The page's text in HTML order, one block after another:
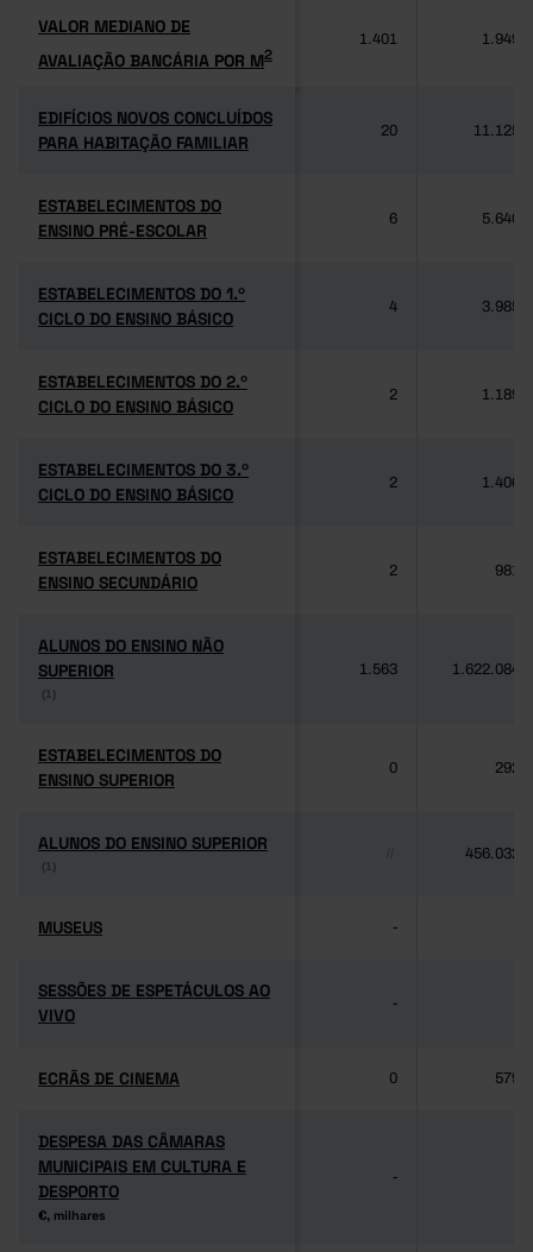
VALOR MEDIANO DE
AVALIAÇÃO BANCÁRIA POR M2
VALOR MEDIANO DE
AVALIAÇÃO BANCÁRIA POR M2
1.401 1.949
EDIFÍCIOS NOVOS CONCLUÍDOS
PARA HABITAÇÃO FAMILIAR
EDIFÍCIOS NOVOS CONCLUÍDOS
PARA HABITAÇÃO FAMILIAR
20 11.125
ESTABELECIMENTOS DO
ENSINO PRÉ-ESCOLAR
ESTABELECIMENTOS DO
ENSINO PRÉ-ESCOLAR
6 5.640
ESTABELECIMENTOS DO 1.º
CICLO DO ENSINO BÁSICO
ESTABELECIMENTOS DO 1.º
CICLO DO ENSINO BÁSICO
4 3.985
ESTABELECIMENTOS DO 2.º
CICLO DO ENSINO BÁSICO
ESTABELECIMENTOS DO 2.º
CICLO DO ENSINO BÁSICO
2 1.189
ESTABELECIMENTOS DO 3.º
CICLO DO ENSINO BÁSICO
ESTABELECIMENTOS DO 3.º
CICLO DO ENSINO BÁSICO
2 1.406
ESTABELECIMENTOS DO
ENSINO SECUNDÁRIO
ESTABELECIMENTOS DO
ENSINO SECUNDÁRIO
2 981
ALUNOS DO ENSINO NÃO
SUPERIOR
(1)
ALUNOS DO ENSINO NÃO
SUPERIOR
(1)
1.563 1.622.084
ESTABELECIMENTOS DO
ENSINO SUPERIOR
ESTABELECIMENTOS DO
ENSINO SUPERIOR
0 292
ALUNOS DO ENSINO SUPERIOR
(1)
ALUNOS DO ENSINO SUPERIOR
(1)
456.032
MUSEUS
MUSEUS -
SESSÕES DE ESPETÁCULOS AO
VIVO
SESSÕES DE ESPETÁCULOS AO
VIVO
-
ECRÃS DE CINEMA
ECRÃS DE CINEMA 0 579
DESPESA DAS CÂMARAS
MUNICIPAIS EM CULTURA E
DESPORTO
€, milhares
DESPESA DAS CÂMARAS
MUNICIPAIS EM CULTURA E
DESPORTO
€, milhares
-